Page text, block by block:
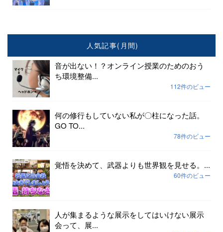
人気記事(月間)
音が出ない！？オンライン授業のためのおう
ち環境整備...
112件のビュー
何の修行もしていない私が〇柱になった話。
GO TO...
78件のビュー
覚悟を決めて、武器よりも世界観を見せる。...
60件のビュー
人が集まるような展示をしてはいけない展示
会って、展...